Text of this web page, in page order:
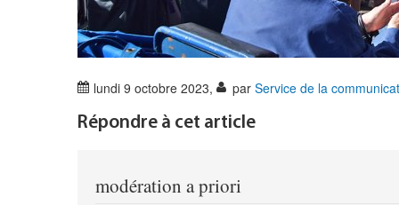
lundi 9 octobre 2023, par Service de la
Répondre à cet article
modération a priori